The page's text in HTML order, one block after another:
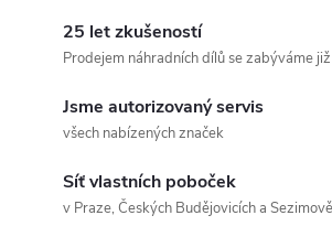
25 let zkušeností
Prodejem náhradních dílů se zabýváme
Jsme autorizovaný servis
všech nabízených značek
Síť vlastních poboček
v Praze, Českých Budějovicích a